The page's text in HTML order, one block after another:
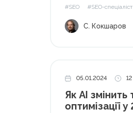
змінюється пошук
#SEO #SEO-спеціаліст
С. Кокшаров
05.01.2024
Як AI змінить
оптимізації